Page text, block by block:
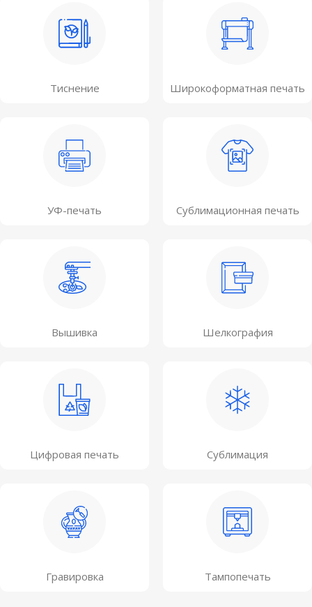
Тиснение Широкоформатная печать
УФ-печать Сублимационная печать
Вышивка Шелкография
Цифровая печать Сублимация
Гравировка Тампопечать